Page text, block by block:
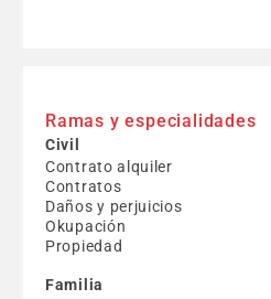
Ramas y especialidades
Civil
Contrato alquiler
Contratos
Daños y perjuicios
Okupación
Propiedad
Familia